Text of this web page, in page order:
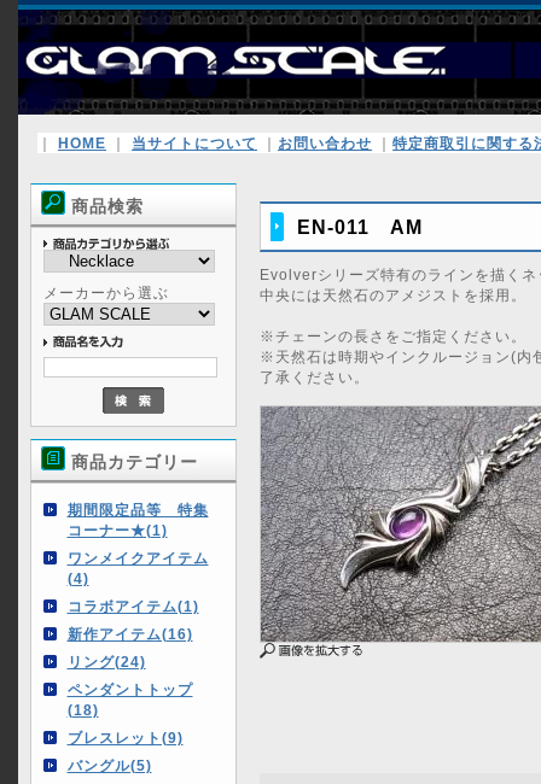
｜ HOME ｜ 当サイトについて ｜ お問い合わせ ｜ 特定商取引に関する
商品検索
メーカーから選ぶ
商品カテゴリー
期間限定品等 特集
コーナー★(1)
ワンメイクアイテム
(4)
コラボアイテム(1)
新作アイテム(16)
リング(24)
ペンダントトップ
(18)
ブレスレット(9)
バングル(5)
EN-011 AM
Evolverシリーズ特有のラインを描くネ
中央には天然石のアメジストを採用。
※チェーンの長さをご指定ください。
※天然石は時期やインクルージョン(内
了承ください。